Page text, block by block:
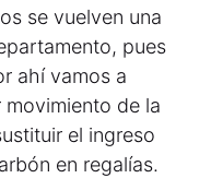
se vuelven una
pues
ahí vamos a
de la
el ingreso
en regalías.